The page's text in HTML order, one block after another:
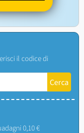
il codice di
0,10 €